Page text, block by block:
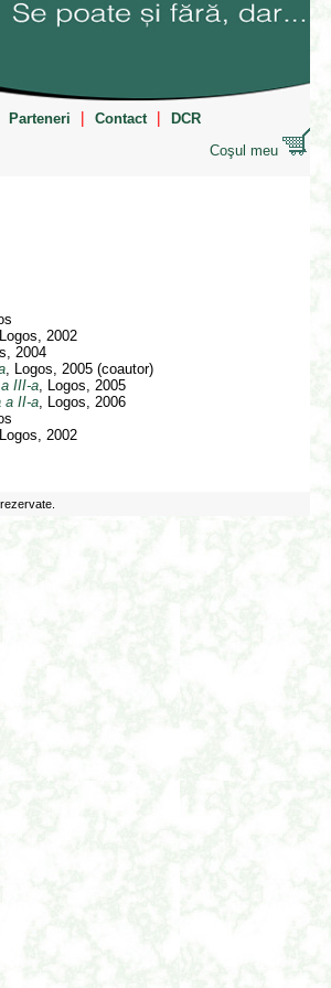
Parteneri | Contact |
DCR
Coşul meu
Logos, 2002
2004
, Logos, 2005 (coautor)
III-a, Logos, 2005
a II-a, Logos, 2006
Logos, 2002